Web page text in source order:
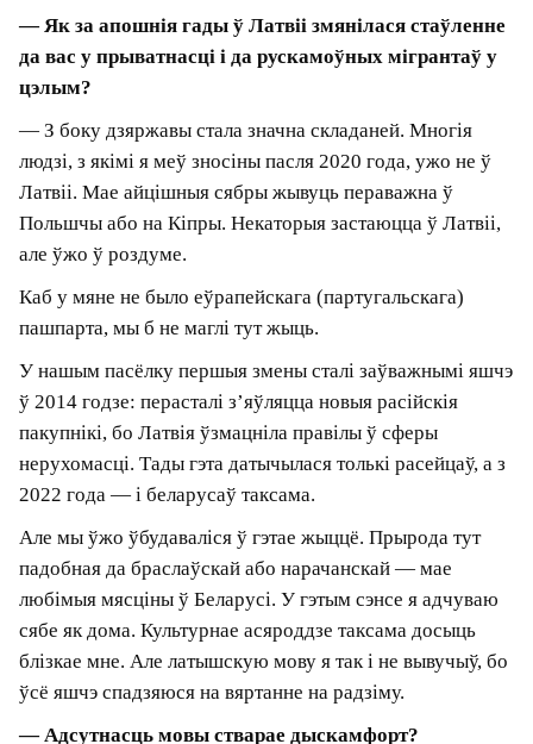
актыўна прадавала ім ВНЖ. Уладальнікам
нерухомасці яна давала дакументы на пяць
гадоў і потым прадаўжала іх да бясконцасці.
За гэты час мы пабудавалі тут дом. Спачатку
ездзілі сюды як на дачу, а ў снежні 2020 года
пераехалі. Вырашылі, што лепш паглядзім
збоку, як хутка радзіма вернецца да спакойнага
стану. Дасюль яшчэ чакаем.
— Як за апошнія гады ў Латвіі змянілася
стаўленне да вас у прыватнасці і да
— З боку дзяржавы стала значна складаней.
Многія людзі, з якімі я меў зносіны пасля 2020
года, ужо не ў Латвіі. Мае айцішныя сябры
жывуць пераважна ў Польшчы або на Кіпры.
роздуме.
Каб у мяне не было еўрапейскага
(партугальскага) пашпарта, мы б не маглі тут
жыць.
У нашым пасёлку першыя змены сталі
заўважнымі яшчэ ў 2014 годзе: перасталі